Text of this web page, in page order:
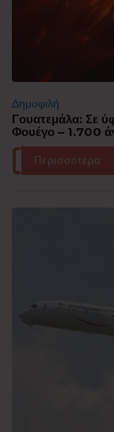
Δημοφιλή
Γουατεμάλα: Σε
Φουέγο – 1.700
Περισσότερα